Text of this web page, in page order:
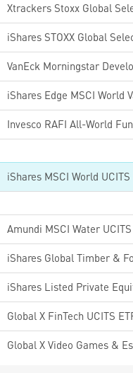
iShares MSCI World
Amundi MSCI Water
iShares Global Timber &
iShares Listed Private
Global X FinTech UCITS
Global X Video Games &